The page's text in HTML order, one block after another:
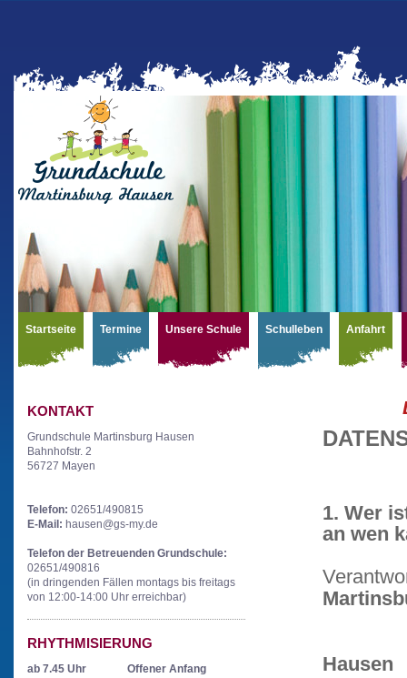
Startseite Termine Unsere Schule Schulleben Anfahrt
KONTAKT
Grundschule Martinsburg Hausen
Bahnhofstr. 2
56727 Mayen
Telefon: 02651/490815
E-Mail: hausen@gs-my.de
Telefon der Betreuenden Grundschule:
02651/490816
(in dringenden Fällen montags bis freitags
von 12:00-14:00 Uhr erreichbar)
RHYTHMISIERUNG
ab 7.45 Uhr Offener Anfang
1. Wer
an wen
Hausen